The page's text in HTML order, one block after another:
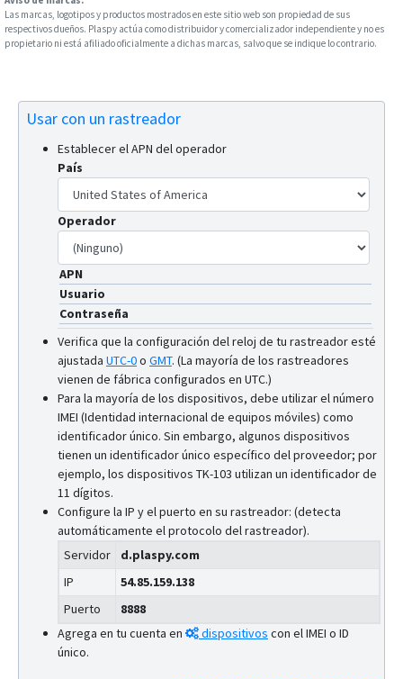
Las marcas, logotipos y productos mostrados en este sitio web son propiedad de sus
respectivos dueños. Plaspy actúa como distribuidor y comercializador independiente y no es
propietario ni está afiliado oficialmente a dichas marcas, salvo que se indique lo contrario.
Usar con un rastreador
Establecer el APN del operador
País
Operador
APN
Usuario
Contraseña
Verifica que la configuración del reloj de tu rastreador esté
ajustada UTC-0o GMT. (La mayoría de los rastreadores
vienen de fábrica configurados en UTC.)
Para la mayoría de los dispositivos, debe utilizar el número
IMEI (Identidad internacional de equipos móviles) como
identificador único. Sin embargo, algunos dispositivos
tienen un identificador único específico del proveedor; por
ejemplo, los dispositivos TK-103 utilizan un identificador de
11 dígitos.
Configure la IP y el puerto en su rastreador: (detecta
automáticamente el protocolo del rastreador).
Servidor
d.plaspy.com
IP
54.85.159.138
Puerto
8888
Agrega en tu cuenta en
dispositivos con el IMEI o ID
único.